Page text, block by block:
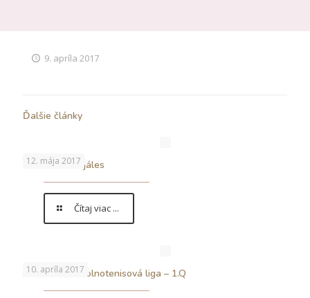
9. apríla 2017
Ďalšie články
12. mája 2017
5.5.2017 – Majáles
Čítaj viac ...
10. apríla 2017
…končí nám stolnotenisová liga – 1.Q